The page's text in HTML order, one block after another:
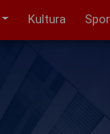
Kultura